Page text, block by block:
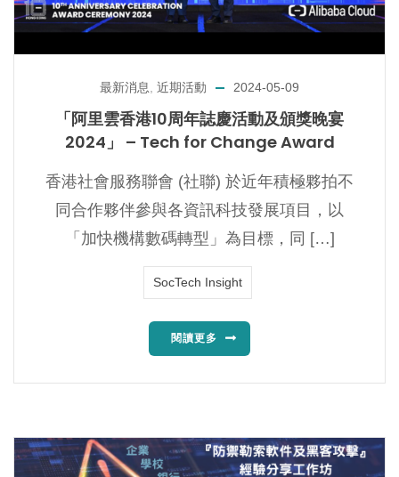
最新消息 近期活動 2024-05-09
「阿里雲香港10周年誌慶活動及頒獎晚宴
2024」 – Tech for Change Award
香港社會服務聯會 (社聯) 於近年積極夥拍不
同合作夥伴參與各資訊科技發展項目，以
「加快機構數碼轉型」為目標，同 […]
SocTech Insight
閱讀更多